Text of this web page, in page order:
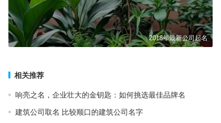
2018年最新公司起名
相关推荐
响亮之名，企业壮大的金钥匙：如何挑选最佳品牌名
建筑公司取名 比较顺口的建筑公司名字